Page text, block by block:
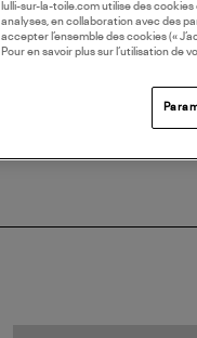
lulli-sur-la-toile.com utilise des
analyses, en collaboration avec des
accepter l’ensemble des cookies («
Pour en savoir plus sur l’utilisation de